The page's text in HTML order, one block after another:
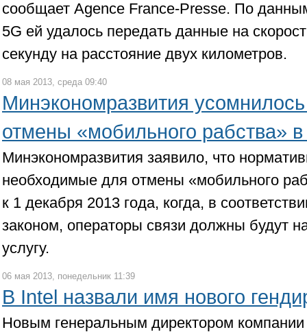
сообщает Agence France-Presse. По
5G ей удалось передать данные на
секунду на расстояние двух километров.
08 мая 2013, среда 09:40
Минэкономразвития
отмены «мобильного рабства» в
Минэкономразвития заявило, что
необходимые для отмены «мобильного
к 1 декабря 2013 года, когда, в
законом, операторы связи должны будут
услугу.
06 мая 2013, понедельник 11:39
В Intel назвали имя нового
Новым генеральным директором компании